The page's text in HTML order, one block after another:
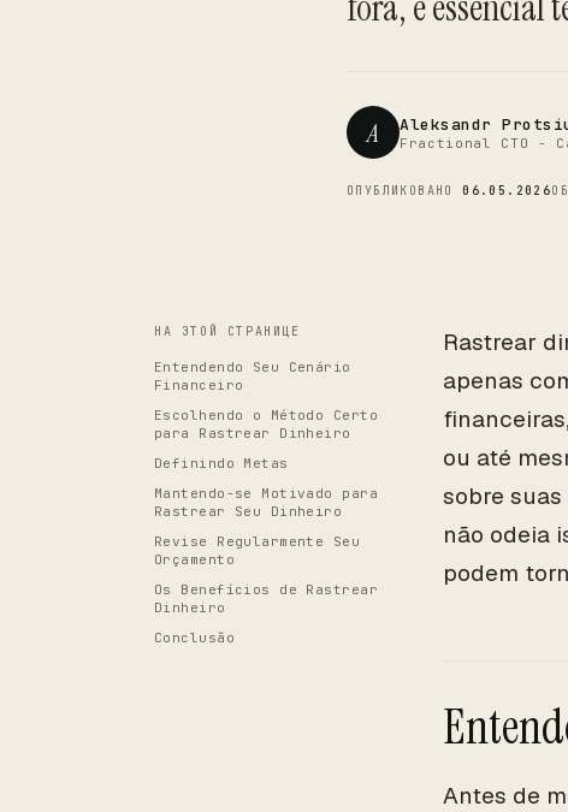
A Aleksandr
Fractional CTO -
ОПУБЛИКОВАНО06.05.2026
НА ЭТОЙ СТРАНИЦЕ
Entendendo Seu Cenário
Financeiro
Escolhendo o Método Certo
para Rastrear Dinheiro
Definindo Metas
Mantendo-se Motivado para
Rastrear Seu Dinheiro
Revise Regularmente Seu
Orçamento
Os Benefícios de Rastrear
Dinheiro
Conclusão
Rastrear
apenas
ou até
sobre
não odeia
podem
Antes de